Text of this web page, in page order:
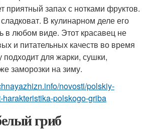
приятный запах с нотками фруктов.
В кулинарном деле его
в любом виде. Этот красавец не
и питательных качеств во время
подходит для жарки, сушки,
заморозки на зиму.
novosti/polskiy-
polskogo-griba
гриб